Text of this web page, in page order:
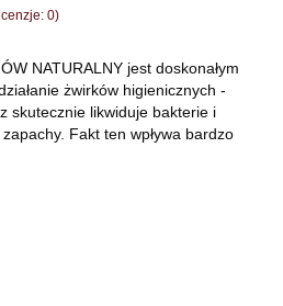
0)
NATURALNY jest doskonałym
żwirków higienicznych -
skutecznie likwiduje bakterie i
Fakt ten wpływa bardzo